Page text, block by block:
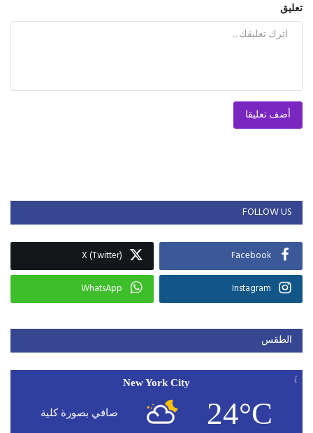
تعليق
أضف تعليقا
FOLLOW US
Facebook
X (Twitter)
Instagram
WhatsApp
الطقس
New York City
24°C صافي بصورة كلية